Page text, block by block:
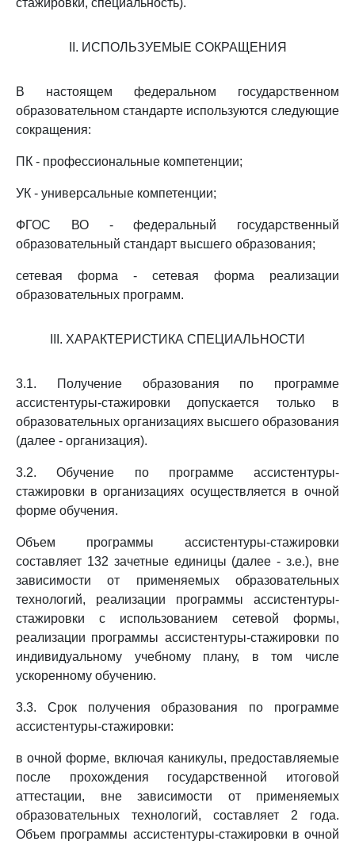
стажировки, специальность).
II. ИСПОЛЬЗУЕМЫЕ СОКРАЩЕНИЯ
В настоящем федеральном государственном
образовательном стандарте используются следующие
сокращения:
ПК - профессиональные компетенции;
УК - универсальные компетенции;
ФГОС ВО - федеральный государственный
образовательный стандарт высшего образования;
сетевая форма - сетевая форма реализации
образовательных программ.
III. ХАРАКТЕРИСТИКА СПЕЦИАЛЬНОСТИ
3.1. Получение образования по программе
ассистентуры-стажировки допускается только в
образовательных организациях высшего образования
(далее - организация).
3.2. Обучение по программе ассистентуры-
стажировки в организациях осуществляется в очной
форме обучения.
Объем программы ассистентуры-стажировки
составляет 132 зачетные единицы (далее - з.е.), вне
зависимости от применяемых образовательных
технологий, реализации программы ассистентуры-
стажировки с использованием сетевой формы,
реализации программы ассистентуры-стажировки по
индивидуальному учебному плану, в том числе
ускоренному обучению.
3.3. Срок получения образования по программе
ассистентуры-стажировки:
в очной форме, включая каникулы, предоставляемые
после прохождения государственной итоговой
аттестации, вне зависимости от применяемых
образовательных технологий, составляет 2 года.
Объем программы ассистентуры-стажировки в очной